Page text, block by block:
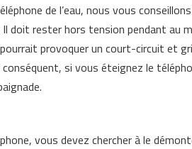
de l’eau, nous vous
doit rester hors tension pendant au
provoquer un court-circuit et
conséquent, si vous éteignez le
vous devez chercher à le